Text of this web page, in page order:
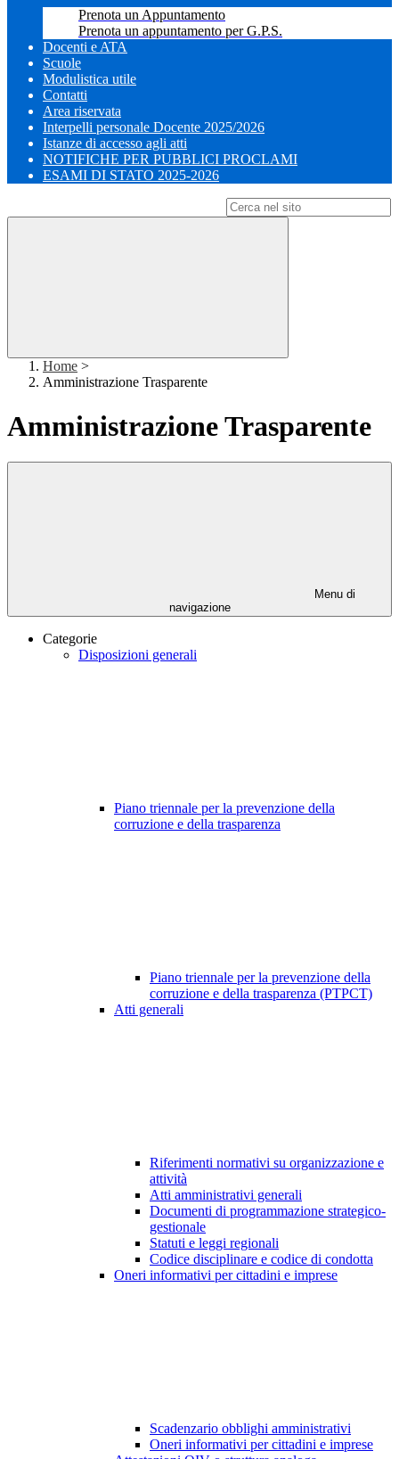
Prenota un Appuntamento
Prenota un appuntamento per G.P.S.
Docenti e ATA
Scuole
Modulistica utile
Contatti
Area riservata
Interpelli personale Docente 2025/2026
Istanze di accesso agli atti
NOTIFICHE PER PUBBLICI PROCLAMI
ESAMI DI STATO 2025-2026
Home >
Amministrazione Trasparente
Amministrazione Trasparente
Menu di
navigazione
Categorie
Disposizioni generali
Piano triennale per la prevenzione della
corruzione e della trasparenza
Piano triennale per la prevenzione della
corruzione e della trasparenza (PTPCT)
Atti generali
Riferimenti normativi su organizzazione e
attività
Atti amministrativi generali
Documenti di programmazione strategico-
gestionale
Statuti e leggi regionali
Codice disciplinare e codice di condotta
Oneri informativi per cittadini e imprese
Scadenzario obblighi amministrativi
Oneri informativi per cittadini e imprese